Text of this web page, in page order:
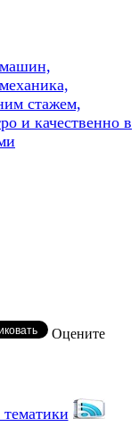
стажем,
и качественно в
Оцените
тематики